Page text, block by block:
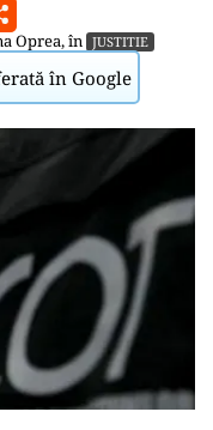
Oprea, în JUSTITIE
în Google